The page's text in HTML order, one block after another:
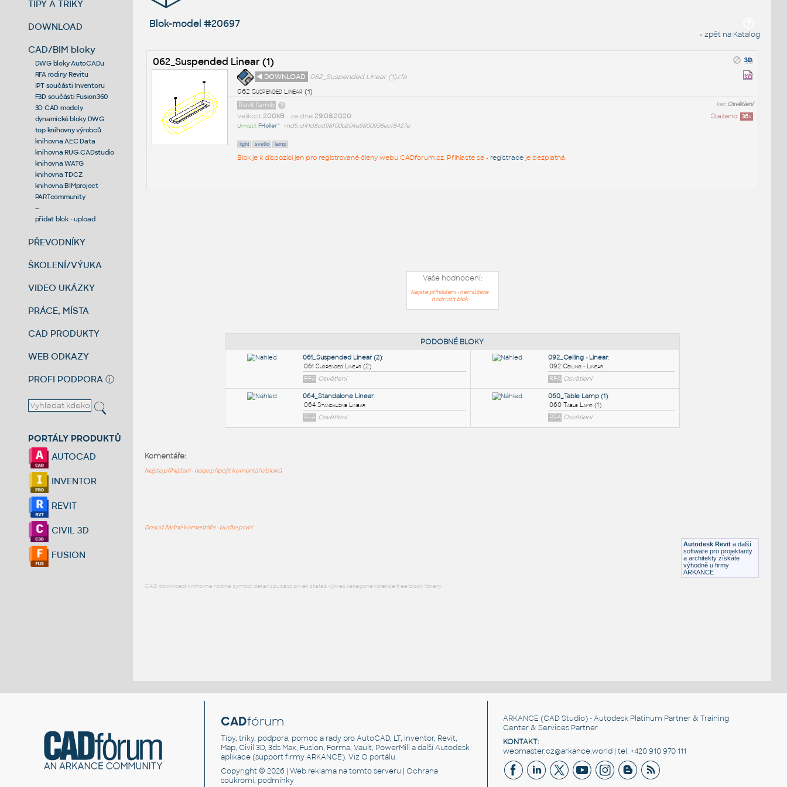
TIPY A TRIKY
DOWNLOAD
CAD/BIM bloky
DWG bloky AutoCADu
RFA rodiny Revitu
IPT součásti Inventoru
F3D součásti Fusion360
3D CAD modely
dynamické bloky DWG
top knihovny výrobců
knihovna AEC Data
knihovna RUG-CADstudio
knihovna WATG
knihovna TDCZ
knihovna BIMproject
PARTcommunity
--
přidat blok - upload
PŘEVODNÍKY
ŠKOLENÍ/VÝUKA
VIDEO UKÁZKY
PRÁCE, MÍSTA
CAD PRODUKTY
WEB ODKAZY
PROFI PODPORA ⓘ
PORTÁLY PRODUKTŮ
AUTOCAD
INVENTOR
REVIT
CIVIL 3D
FUSION
Blok-model #20697
« zpět na Katalog
062_Suspended Linear (1)
◄ DOWNLOAD
062_Suspended Linear (1).rfa
062 Suspended Linear (1)
kat:Osvětlení
Revit family
Staženo: 36x
Velikost 200kB• ze dne 29.08.2020
Umístil: FHoller^ • md5: d41d8cd98f00b204e9800998ecf8427e
light svetlo lamp
Blok je k dispozici jen pro registrované členy webu CADforum.cz. Přihlaste se - registraceje bezplatná.
Vaše hodnocení:
Nejste přihlášeni - nemůžete
hodnotit blok
Osvětlení
Autodesk Revit a další
software pro projektanty
a architekty získáte
výhodně u firmy
ARKANCE
Komentáře:
Nejste přihlášeni - nelze připojit komentáře bloků
Dosud žádné komentáře - buďte první
CAD download: knihovna rodina symbol detail součást prvek stafáž výkres kategorie kolekce free block library
CADfórum
Tipy, triky, podpora, pomoc a rady pro AutoCAD, LT, Inventor, Revit,
Map, Civil 3D, 3ds Max, Fusion, Forma, Vault, PowerMill a další Autodesk
aplikace (support firmy ARKANCE). VizO portálu.
Copyright © 2026 |Web reklama na tomto serveru |Ochrana
soukromí, podmínky
ARKANCE (CAD Studio) - Autodesk Platinum Partner & Training
Center & Services Partner
KONTAKT:
webmaster.cz@arkance.world | tel. +420 910 970 111